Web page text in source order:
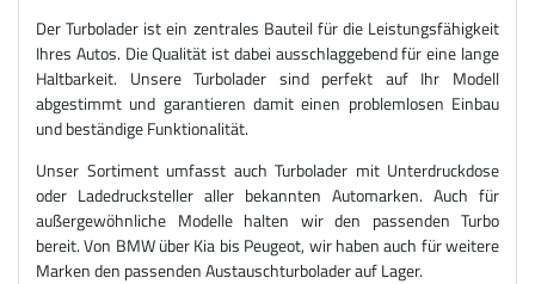
Der Turbolader ist ein zentrales Bauteil für die Leistungsfähigkeit
Ihres Autos. Die Qualität ist dabei ausschlaggebend für eine lange
Haltbarkeit. Unsere Turbolader sind perfekt auf Ihr Modell
abgestimmt und garantieren damit einen problemlosen Einbau
und beständige Funktionalität.
Unser Sortiment umfasst auch Turbolader mit Unterdruckdose
oder Ladedrucksteller aller bekannten Automarken. Auch für
außergewöhnliche Modelle halten wir den passenden Turbo
bereit. Von BMW über Kia bis Peugeot, wir haben auch für weitere
Marken den passenden Austauschturbolader auf Lager.